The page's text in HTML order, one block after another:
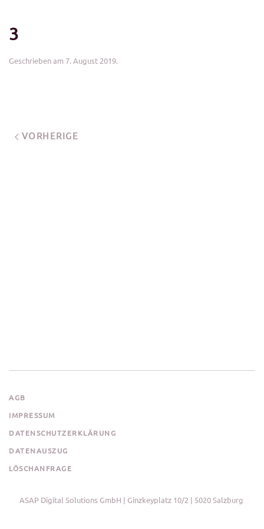
3
Geschrieben am 7. August 2019.
VORHERIGE
AGB
IMPRESSUM
DATENSCHUTZERKLÄRUNG
DATENAUSZUG
LÖSCHANFRAGE
ASAP Digital Solutions GmbH | Ginzkeyplatz 10/2 | 5020 Salzburg